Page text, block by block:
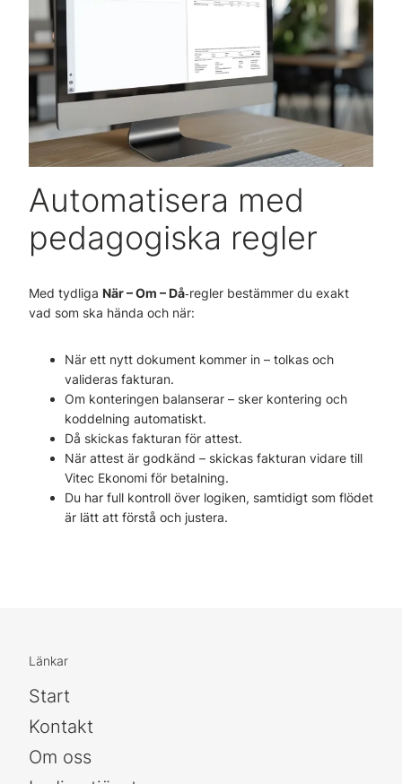
Automatisera med
pedagogiska regler
Med tydliga När – Om – Då‑regler bestämmer du exakt
vad som ska hända och när:
När ett nytt dokument kommer in – tolkas och
valideras fakturan.
Om konteringen balanserar – sker kontering och
koddelning automatiskt.
Då skickas fakturan för attest.
När attest är godkänd – skickas fakturan vidare till
Vitec Ekonomi för betalning.
Du har full kontroll över logiken, samtidigt som flödet
är lätt att förstå och justera.
Länkar
Start
Kontakt
Om oss